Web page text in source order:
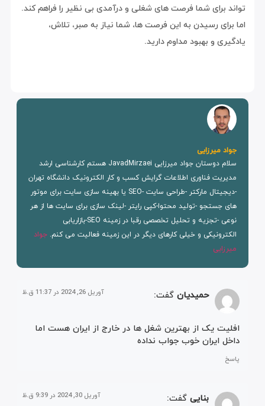
تواند برای شما فرصت های شغلی و درآمدی بی نظیر را فراهم کند.
اما برای رسیدن به این فرصت ها، شما نیاز به صبر، تلاش،
یادگیری و بهبود مداوم دارید.
جواد میرزایی
سلام دوستان جواد میرزایی JavadMirzaei هستم کارشناسی ارشد
مدیریت فناوری اطلاعات گرایش کسب و کار الکترونیک دانشگاه تهران
-دیجیتال مارکتر -طراحی سایت -SEO یا بهینه سازی سایت برای موتور
های جستجو -تولید محتوا-کپی رایتر -لینک سازی برای سایت ها از هر
نوعی -تجزیه و تحلیل تخصصی رقبا در زمینه SEO-بازاریابی
الکترونیکی و خیلی کارهای دیگر در این زمینه فعالیت می کنم. جواد
میرزایی
حمیدیان گفت: آوریل 26, 2024 در 11:37 ق.ظ
افلیت یک از بهترین شغل ها در خارج از ایران هست اما
داخل ایران خوب جواب نداده
پاسخ
بنایی گفت: آوریل 30, 2024 در 9:39 ق.ظ